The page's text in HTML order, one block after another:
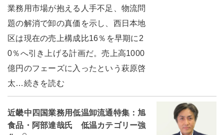
業務用市場が抱える人手不足、物流問
題の解消で卸の真価を示し、西日本地
区は現在の売上構成比16％を早期に2
0％へ引き上げる計画だ。売上高1000
億円のフェーズに入ったという萩原啓
太…続きを読む
近畿中四国業務用低温卸流通特集：旭
食品・阿部達哉氏 低温カテゴリー強